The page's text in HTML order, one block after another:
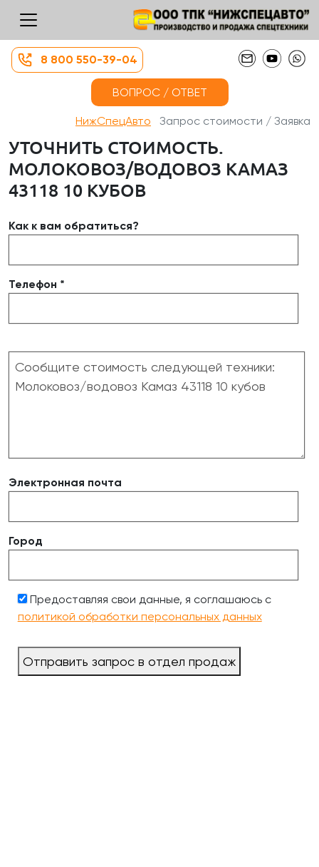
8 800 550-39-04
ВОПРОС / ОТВЕТ
НижСпецАвто Запрос стоимости / Заявка
УТОЧНИТЬ СТОИМОСТЬ.
МОЛОКОВОЗ/ВОДОВОЗ КАМАЗ
43118 10 КУБОВ
Как к вам обратиться?
Телефон *
Электронная почта
Город
Предоставляя свои данные, я соглашаюсь с
политикой обработки персональных данных
Отправить запрос в отдел продаж